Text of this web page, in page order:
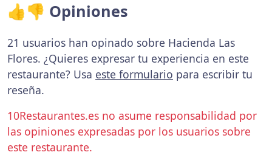
👍👎 Opiniones
21 usuarios han opinado sobre Hacienda Las
Flores. ¿Quieres expresar tu experiencia en este
restaurante? Usa este formulario para escribir tu
reseña.
10Restaurantes.es no asume responsabilidad por
las opiniones expresadas por los usuarios sobre
este restaurante.